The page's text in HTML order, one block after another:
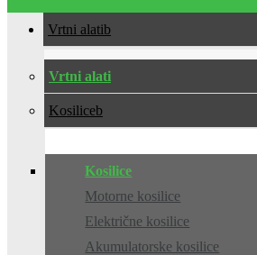
Vrtni alati
Vrtni alati
Kosilice
Kosilice
Motorne kosilice
Električne kosilice
Akumulatorske kosilice